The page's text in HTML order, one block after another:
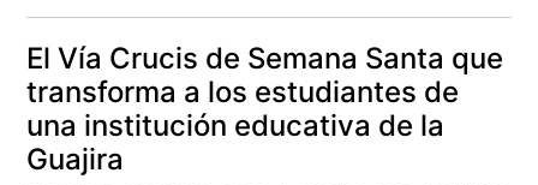
El Vía Crucis de Semana Santa que
transforma a los estudiantes de
una institución educativa de la
Guajira